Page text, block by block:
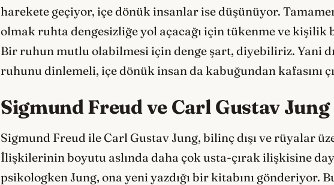
harekete geçiyor, içe dönük insanlar ise düşünüyor.
olmak ruhta dengesizliğe yol açacağı için tükenme ve
Bir ruhun mutlu olabilmesi için denge şart, diyebiliriz. Yani
ruhunu dinlemeli, içe dönük insan da kabuğundan kafasını
Sigmund Freud ve Carl Gustav Jung
Sigmund Freud ile Carl Gustav Jung, bilinç dışı ve rüyalar
İlişkilerinin boyutu aslında daha çok usta-çırak ilişkisine
psikologken Jung, ona yeni yazdığı bir kitabını gönderiyor.